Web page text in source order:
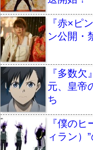
『赤×ピ
ン公開・
『多数
元、皇帝
ち
『僕の
ィラン）